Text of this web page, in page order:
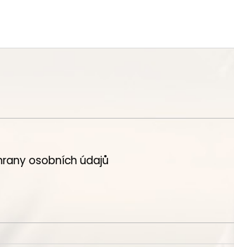
osobních údajů